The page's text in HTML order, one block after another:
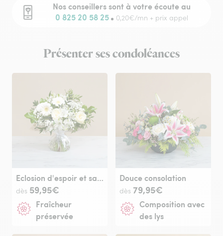
Nos conseillers sont à votre écoute au
0 825 20 58 25
0,20€/mn + prix appel
Présenter ses condoléances
Eclosion d'espoir et sa bulle d'eau
dès 59,95€
Fraîcheur
préservée
Douce consolation
dès 79,95€
Composition avec
des lys